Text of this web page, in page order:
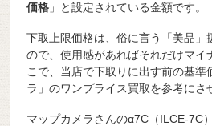
価格 」と設定されている金額です。
下取上限価格は、俗に言う「美品」
ので、使用感があればそれだけマイ
こで、当店で下取りに出す前の基準
ラ」のワンプライス買取を参考にさ
マップカメラさんのα7C（ILCE-7C